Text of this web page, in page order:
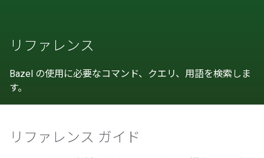
リファレンス
Bazel の使用に必要なコマンド、クエリ、用語を検索しま
す。
リファレンス ガイド